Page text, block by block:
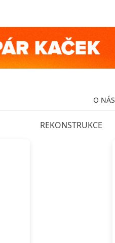
O NÁS
REKONSTRUKCE